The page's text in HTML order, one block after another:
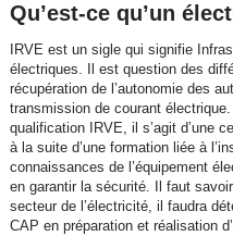
Qu’est-ce qu’un
IRVE est un sigle qui signifie
électriques. Il est question des
récupération de l’autonomie des
transmission de courant
qualification IRVE, il s’agit d’une
à la suite d’une formation liée à
connaissances de l’équipement
en garantir la sécurité. Il faut
secteur de l’électricité, il faudra
CAP en préparation et réalisation